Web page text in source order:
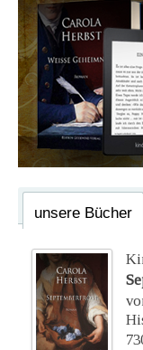
unsere Bücher